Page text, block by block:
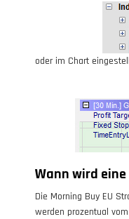
oder im Chart
Wann wird
Die Morning Buy EU
werden prozentual